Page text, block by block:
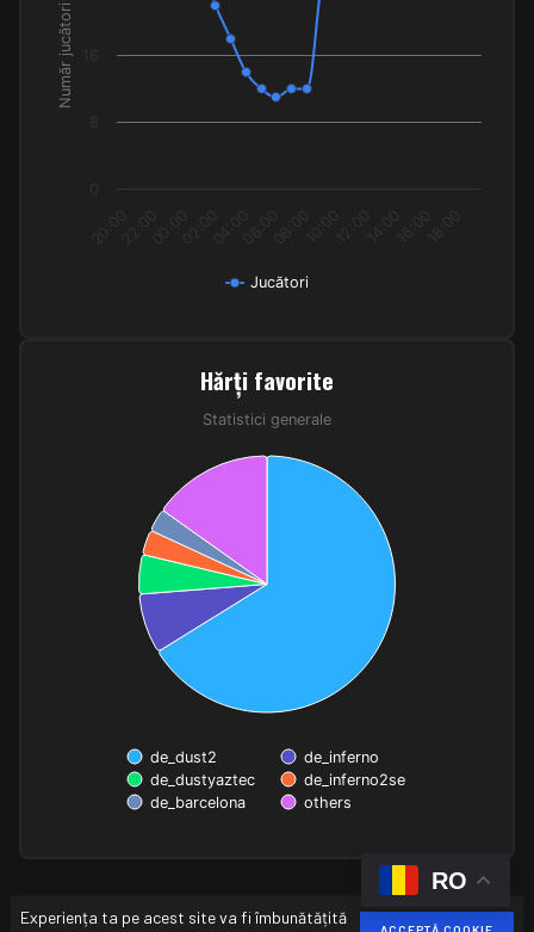
Număr jucători
Jucători
Pie chart with 6 slices.
Hărți favorite
Statistici generale
de_dust2
de_inferno
de_dustyaztec
de_inferno2se
de_barcelona
others
Experiența ta pe acest site va fi îmbunătățită
RO